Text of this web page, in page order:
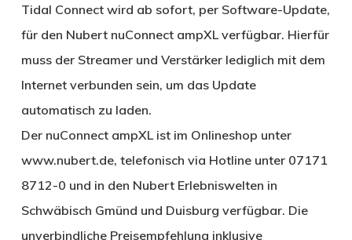
Tidal Connect wird ab sofort, per Software-Update,
für den Nubert nuConnect ampXL verfügbar. Hierfür
muss der Streamer und Verstärker lediglich mit dem
Internet verbunden sein, um das Update
automatisch zu laden.
Der nuConnect ampXL ist im Onlineshop unter
www.nubert.de, telefonisch via Hotline unter 07171
8712-0 und in den Nubert Erlebniswelten in
Schwäbisch Gmünd und Duisburg verfügbar. Die
unverbindliche Preisempfehlung inklusive